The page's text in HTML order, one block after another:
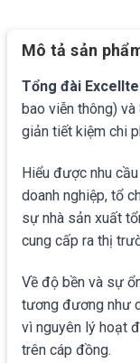
Mô tả sản
Tổng đài
bao viễn thông)
giản tiết kiệm chi
Hiểu được nhu
doanh nghiệp, tổ
sự nhà sản xuất
cung cấp ra thị
Về độ bền và sự
tương đương như
vì nguyên lý hoạt
trên cáp đồng.